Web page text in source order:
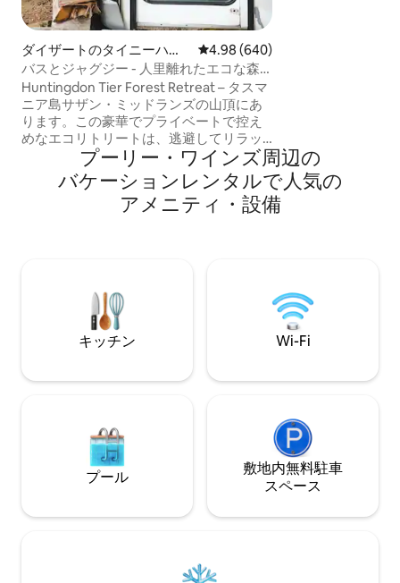
ダイザートのタイニーハウ
ス
レビュー640件、5つ星中4.98つ
4.98 (640)
バスとジャグジー - 人里離れたエコな森
の中のリトリート
Huntingdon Tier Forest Retreat – タスマ
ニア島サザン・ミッドランズの山頂にあ
ります。この豪華でプライベートで控え
めなエコリトリートは、逃避してリラッ
クスし、つながりを取り戻すことができ
る場所です。 薪暖めのジャグジーに浸か
り、暖かい炎のそばでくつろぐ、または
快適なベッドで眠り、木の上を眺めて
ますが、ゲストの方々からは、もっと長
く滞在できればよかったとよく言われま
プーリー・ワインズ⁠周⁠辺⁠の
バ⁠ケ⁠ー⁠シ⁠ョ⁠ン⁠レ⁠ン⁠タ⁠ル⁠で人⁠気⁠の
ア⁠メ⁠ニ⁠テ⁠ィ⁠・⁠設⁠備
キッチン Wi-Fi
プール
敷地内無料駐⁠車
ス⁠ペ⁠ー⁠ス